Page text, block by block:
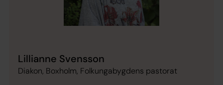
Lillianne Svensson
Diakon, Boxholm, Folkungabygdens pastorat